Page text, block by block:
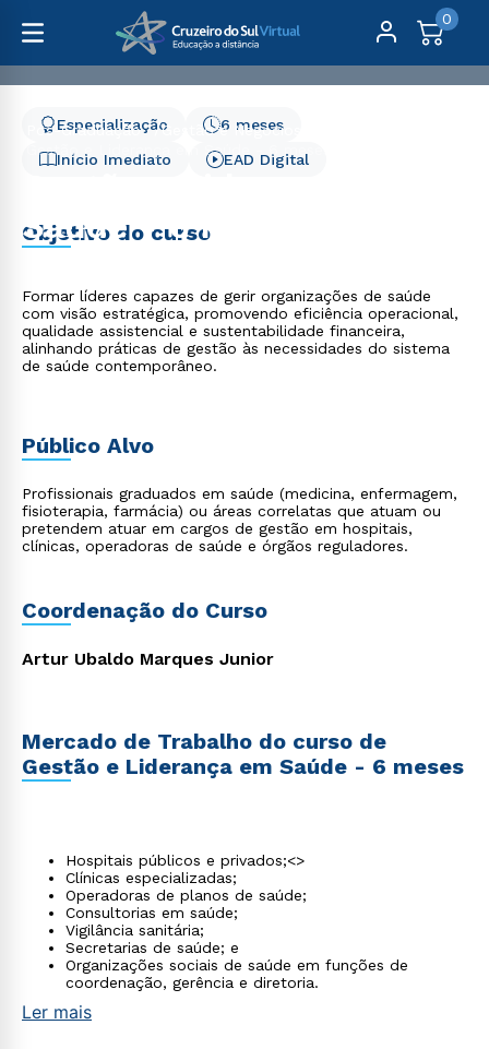
0
Pós-Graduação
Gestão e Negócios
Gestão e Liderança em Saúde - 6 meses
Saúde - 6 meses
Início Imediato
6 meses
Especialização
EAD Digital
Objetivo do curso
Formar líderes capazes de gerir organizações de saúde
com visão estratégica, promovendo eficiência operacional,
qualidade assistencial e sustentabilidade financeira,
alinhando práticas de gestão às necessidades do sistema
de saúde contemporâneo.
Público Alvo
Profissionais graduados em saúde (medicina, enfermagem,
fisioterapia, farmácia) ou áreas correlatas que atuam ou
pretendem atuar em cargos de gestão em hospitais,
clínicas, operadoras de saúde e órgãos reguladores.
Coordenação do Curso
Artur Ubaldo Marques Junior
Mercado de Trabalho do curso de
Gestão e Liderança em Saúde - 6 meses
Hospitais públicos e privados;<>
Clínicas especializadas;
Operadoras de planos de saúde;
Consultorias em saúde;
Vigilância sanitária;
Secretarias de saúde; e
Organizações sociais de saúde em funções de
coordenação, gerência e diretoria.
Ler mais